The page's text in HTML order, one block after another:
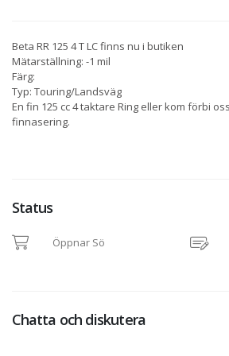
Beta RR 125 4 T LC finns nu i butiken
Mätarställning: -1 mil
Färg:
Typ: Touring/Landsväg
En fin 125 cc 4 taktare Ring eller kom förbi
finnasering.
Status
Öppnar Sö
Chatta och diskutera